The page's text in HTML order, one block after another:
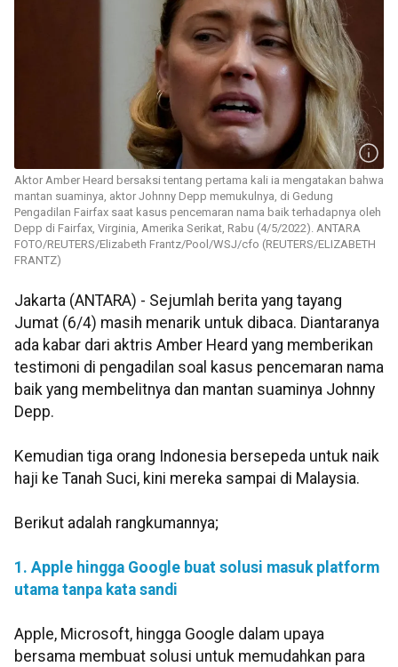
Aktor Amber Heard bersaksi tentang pertama kali ia mengatakan bahwa
mantan suaminya, aktor Johnny Depp memukulnya, di Gedung
Pengadilan Fairfax saat kasus pencemaran nama baik terhadapnya oleh
Depp di Fairfax, Virginia, Amerika Serikat, Rabu (4/5/2022). ANTARA
FOTO/REUTERS/Elizabeth Frantz/Pool/WSJ/cfo (REUTERS/ELIZABETH
FRANTZ)
Jakarta (ANTARA) - Sejumlah berita yang tayang
Jumat (6/4) masih menarik untuk dibaca. Diantaranya
ada kabar dari aktris Amber Heard yang memberikan
testimoni di pengadilan soal kasus pencemaran nama
baik yang membelitnya dan mantan suaminya Johnny
Depp.
Kemudian tiga orang Indonesia bersepeda untuk naik
haji ke Tanah Suci, kini mereka sampai di Malaysia.
Berikut adalah rangkumannya;
1. Apple hingga Google buat solusi masuk platform
utama tanpa kata sandi
Apple, Microsoft, hingga Google dalam upaya
bersama membuat solusi untuk memudahkan para